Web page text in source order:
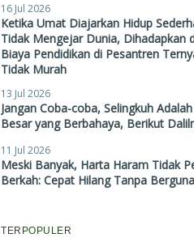
16 Jul 2026
Ketika Umat Diajarkan Hidup
Tidak Mengejar Dunia, Dihadapkan
Biaya Pendidikan di Pesantren
Tidak Murah
13 Jul 2026
Jangan Coba-coba, Selingkuh
Besar yang Berbahaya, Berikut
11 Jul 2026
Meski Banyak, Harta Haram Tidak
Berkah: Cepat Hilang Tanpa Berguna
TERPOPULER